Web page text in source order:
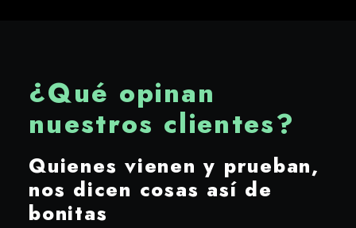
¿Qué opinan
nuestros clientes?
Quienes vienen y prueban,
nos dicen cosas así de
bonitas